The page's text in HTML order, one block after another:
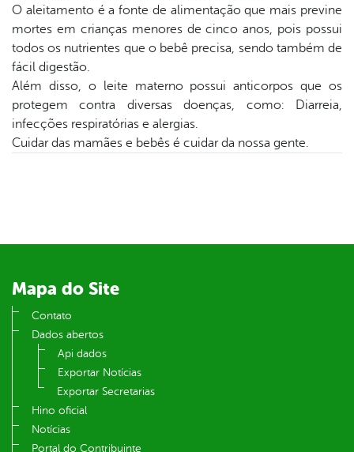
O aleitamento é a fonte de alimentação que mais previne
mortes em crianças menores de cinco anos, pois possui
todos os nutrientes que o bebê precisa, sendo também de
fácil digestão.
Além disso, o leite materno possui anticorpos que os
protegem contra diversas doenças, como: Diarreia,
infecções respiratórias e alergias.
Cuidar das mamães e bebês é cuidar da nossa gente.
Mapa do Site
Contato
Dados abertos
Api dados
Exportar Notícias
Exportar Secretarias
Hino oficial
Notícias
Portal do Contribuinte